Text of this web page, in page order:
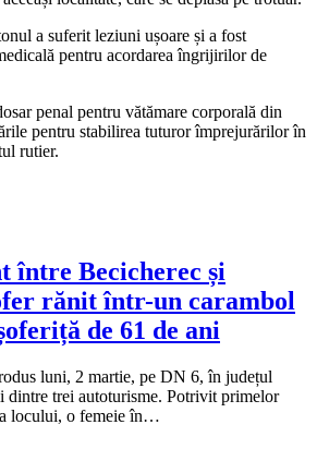
a suferit leziuni ușoare și a fost
pentru acordarea îngrijirilor de
penal pentru vătămare corporală din
pentru stabilirea tuturor împrejurărilor în
rutier.
între Becicherec și
rănit într-un carambol
de 61 de ani
luni, 2 martie, pe DN 6, în județul
trei autoturisme. Potrivit primelor
locului, o femeie în…